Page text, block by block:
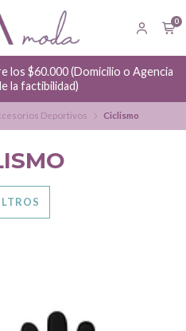
0
los $60.000 (Domicilio o Agencia
la factibilidad)
Deportivos Ciclismo